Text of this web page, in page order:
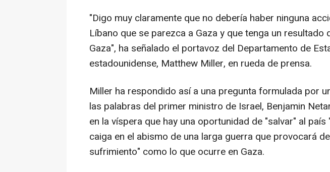
"Digo muy claramente que no debería haber ninguna
Líbano que se parezca a Gaza y que tenga un resultado
Gaza", ha señalado el portavoz del Departamento de
estadounidense, Matthew Miller, en rueda de prensa.
Miller ha respondido así a una pregunta formulada por
las palabras del primer ministro de Israel, Benjamin
en la víspera que hay una oportunidad de "salvar" al país
caiga en el abismo de una larga guerra que provocará
sufrimiento" como lo que ocurre en Gaza.